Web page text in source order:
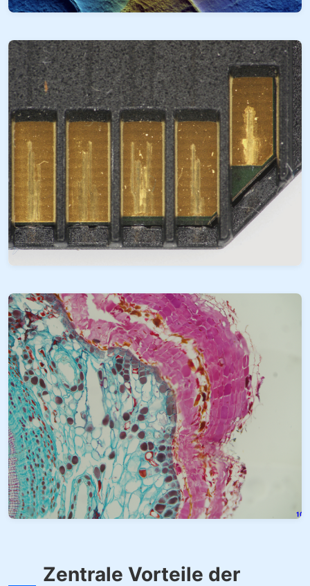
Zentrale Vorteile der